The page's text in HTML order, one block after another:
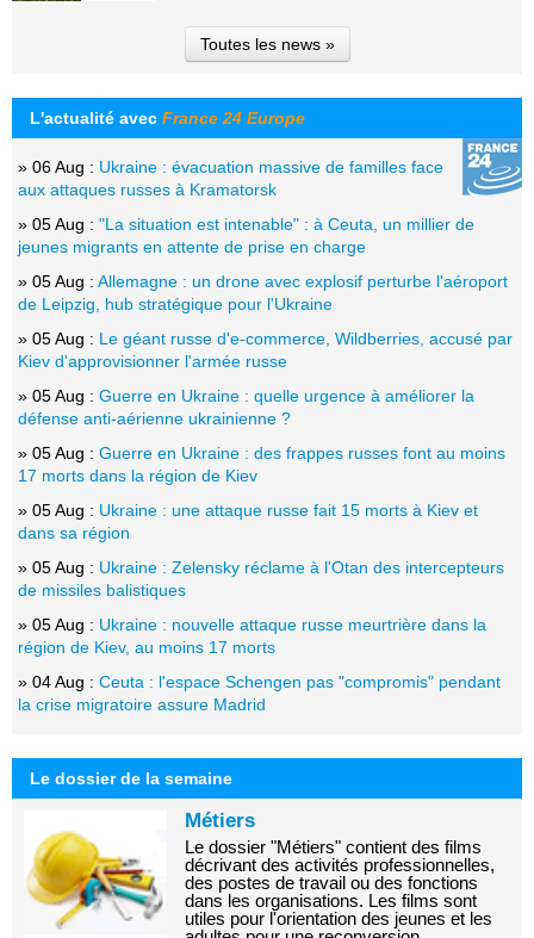
Toutes les news »
L'actualité avec France 24 Europe
» 06 Aug : Ukraine : évacuation massive de familles face
aux attaques russes à Kramatorsk
» 05 Aug : "La situation est intenable" : à Ceuta, un millier de
jeunes migrants en attente de prise en charge
» 05 Aug : Allemagne : un drone avec explosif perturbe l'aéroport
de Leipzig, hub stratégique pour l'Ukraine
» 05 Aug : Le géant russe d'e-commerce, Wildberries, accusé par
Kiev d'approvisionner l'armée russe
» 05 Aug : Guerre en Ukraine : quelle urgence à améliorer la
défense anti-aérienne ukrainienne ?
» 05 Aug : Guerre en Ukraine : des frappes russes font au moins
17 morts dans la région de Kiev
» 05 Aug : Ukraine : une attaque russe fait 15 morts à Kiev et
dans sa région
» 05 Aug : Ukraine : Zelensky réclame à l'Otan des intercepteurs
de missiles balistiques
» 05 Aug : Ukraine : nouvelle attaque russe meurtrière dans la
région de Kiev, au moins 17 morts
» 04 Aug : Ceuta : l'espace Schengen pas "compromis" pendant
la crise migratoire assure Madrid
Le dossier de la semaine
Métiers
Le dossier "Métiers" contient des films
décrivant des activités professionnelles,
des postes de travail ou des fonctions
dans les organisations. Les films sont
utiles pour l'orientation des jeunes et les